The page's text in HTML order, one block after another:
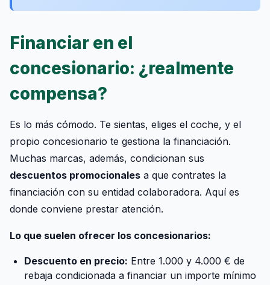
Financiar en el
concesionario: ¿realmente
compensa?
Es lo más cómodo. Te sientas, eliges el coche, y el
propio concesionario te gestiona la financiación.
Muchas marcas, además, condicionan sus
descuentos promocionales a que contrates la
financiación con su entidad colaboradora. Aquí es
donde conviene prestar atención.
Lo que suelen ofrecer los concesionarios:
Descuento en precio: Entre 1.000 y 4.000 € de
rebaja condicionada a financiar un importe mínimo